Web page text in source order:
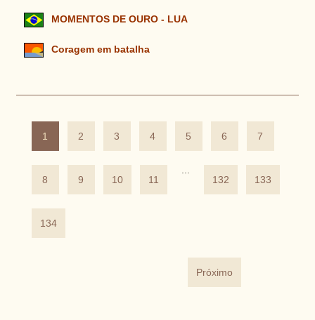
MOMENTOS DE OURO - LUA
Coragem em batalha
1 2 3 4 5 6 7
8 9 10 11
132
133
134
Próximo